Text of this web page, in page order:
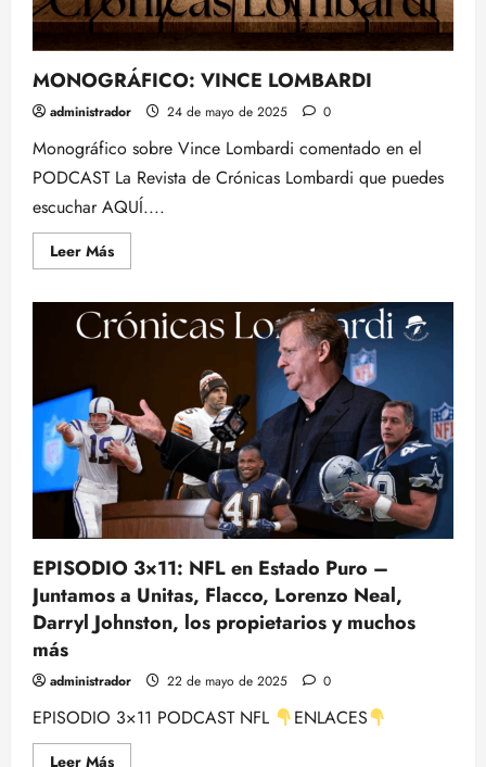
MONOGRÁFICO: VINCE LOMBARDI
administrador 24 de mayo de 2025 0
Monográfico sobre Vince Lombardi comentado en el
PODCAST La Revista de Crónicas Lombardi que puedes
escuchar AQUÍ....
Leer MásLeer
más
MONOGRÁFICO:
VINCE
LOMBARDI
EPISODIO 3×11: NFL en Estado Puro –
Juntamos a Unitas, Flacco, Lorenzo Neal,
Darryl Johnston, los propietarios y muchos
más
administrador 22 de mayo de 2025 0
EPISODIO 3×11 PODCAST NFL ENLACES
Leer MásLeer